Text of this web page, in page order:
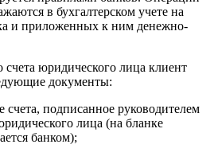
в бухгалтерском учете на
и приложенных к ним денежно-
счета юридического лица клиент
документы:
подписанное руководителем
лица (на бланке
банком);